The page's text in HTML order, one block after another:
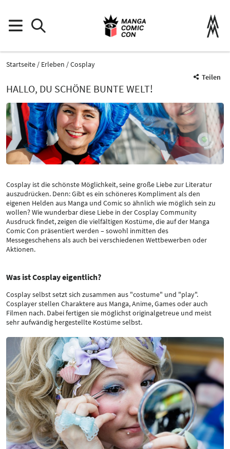
Startseite Erleben
Cosplay
Teilen
HALLO, DU SCHÖNE BUNTE WELT!
Cosplay ist die schönste Möglichkeit, seine große Liebe zur Literatur
auszudrücken. Denn: Gibt es ein schöneres Kompliment als den
eigenen Helden aus Manga und Comic so ähnlich wie möglich sein zu
wollen? Wie wunderbar diese Liebe in der Cosplay Community
Ausdruck findet, zeigen die vielfältigen Kostüme, die auf der Manga
Comic Con präsentiert werden – sowohl inmitten des
Messegeschehens als auch bei verschiedenen Wettbewerben oder
Aktionen.
Was ist Cosplay eigentlich?
Cosplay selbst setzt sich zusammen aus "costume" und "play".
Cosplayer stellen Charaktere aus Manga, Anime, Games oder auch
Filmen nach. Dabei fertigen sie möglichst originalgetreue und meist
sehr aufwändig hergestellte Kostüme selbst.